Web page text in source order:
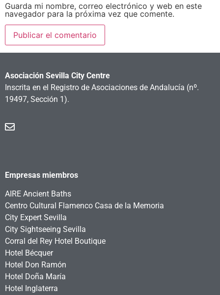
Guarda mi nombre, correo electrónico y web en este
navegador para la próxima vez que comente.
Asociación Sevilla City Centre
Inscrita en el Registro de Asociaciones de Andalucía (nº.
19497, Sección 1).
Empresas miembros
AIRE Ancient Baths
Centro Cultural Flamenco Casa de la Memoria
City Expert Sevilla
City Sightseeing Sevilla
Corral del Rey Hotel Boutique
Hotel Bécquer
Hotel Don Ramón
Hotel Doña María
Hotel Inglaterra